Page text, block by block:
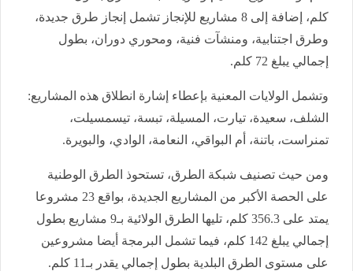
كلم، إضافة إلى 8 مشاريع للإنجاز تشمل إنجاز طرق جديدة،
وطرق اجتنابية، ومنشآت فنية، ومحوري دوران، بطول
إجمالي يبلغ 72 كلم.
وتشمل الولايات المعنية بإعطاء إشارة انطلاق هذه المشاريع:
الشلف، سعيدة، تيارت، المسيلة، تبسة، تيسمسيلت،
تمنراست، باتنة، أم البواقي، النعامة، الوادي، والبويرة.
ومن حيث تصنيف شبكة الطرق، تستحوذ الطرق الوطنية
على الحصة الأكبر من المشاريع الجديدة، بواقع 23 مشروعا
يمتد على 356.3 كلم، تليها الطرق الولائية بـ9 مشاريع بطول
إجمالي يبلغ 142 كلم، فيما تشمل البرمجة أيضا مشروعين
على مستوى الطرق البلدية بطول إجمالي يقدر بـ11 كلم.